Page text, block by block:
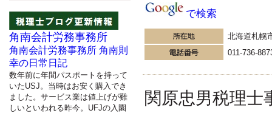
角南会計労務事務所
角南会計労務事務所 角南則
幸の日常日記
数年前に年間パスポートを持って
いたUSJ。当時はお安く購入でき
ました。サービス業は値上げが難
しいといわれる昨今。UFJの入園
で検索
北海道札幌
011-736-
関原忠男税理士